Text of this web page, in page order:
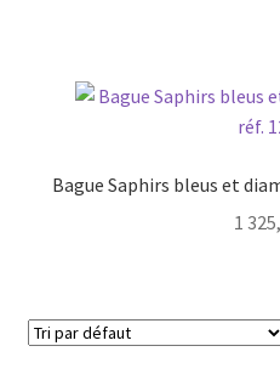
Bague Saphirs bleus et
1